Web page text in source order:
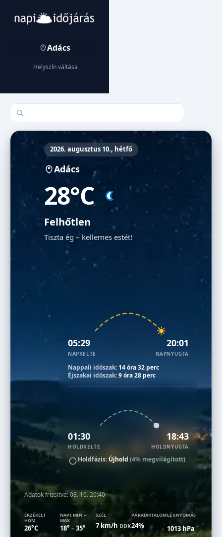
Adács
Helyszín váltása
Település keresése
2026. augusztus 10., hétfő
Adács
28°C
Felhőtlen
Tiszta ég – kellemes estét!
05:29
NAPKELTE
20:01
NAPNYUGTA
Nappali időszak: 14 óra 32 perc
Éjszakai időszak:9 óra 28 perc
01:30
HOLDKELTE
18:43
HOLDNYUGTA
Holdfázis: Újhold (4% megvilágított)
Adatok frissítve:08. 10. 20:40
ÉRZÉKELT
HŐM.
26°C
NAPI MIN –
MAX
18° –35°
SZÉL
7 km/h DDK
PÁRATARTALOM
24%
LÉGNYOMÁS
1013 hPa